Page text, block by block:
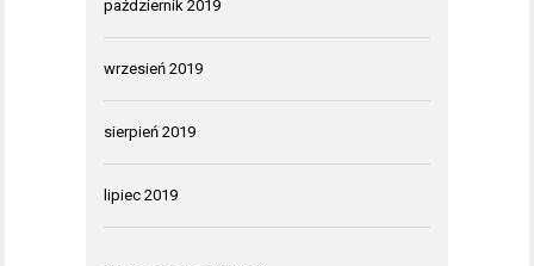
październik 2019
wrzesień 2019
sierpień 2019
lipiec 2019